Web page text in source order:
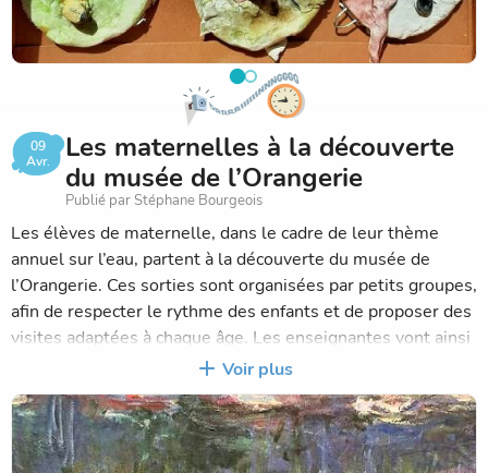
estival. Un moment simple et joyeux, propice aux
échanges, qui renforce le vivre ensemble et le plaisir d’être
ensemble en dehors de la classe.
Ces sorties s’inscrivent pleinement dans la vie de la classe
: elles permettent aux élèves d’apprendre autrement, de
partager des expériences communes et de construire
ensemble des souvenirs qui donnent du sens aux
apprentissages.
Et l’année n’est pas terminée !
09
Avr.
Les maternelles à la découverte
du musée de l’Orangerie
Publié par Stéphane Bourgeois
Les élèves de maternelle, dans le cadre de leur thème
annuel sur l’eau, partent à la découverte du musée de
l’Orangerie. Ces sorties sont organisées par petits groupes,
afin de respecter le rythme des enfants et de proposer des
visites adaptées à chaque âge. Les enseignantes vont ainsi
exploiter la place de l’eau dans l’art.
Les élèves de petite section ouvrent le parcours avec une
visite du musée, suivie d’un pique-nique au parc de Reuilly.
Un moment à la fois culturel et convivial. Y compris pour la
Voir plus